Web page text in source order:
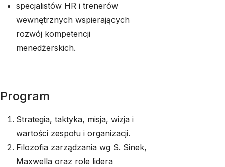
specjalistów HR i trenerów
wewnętrznych wspierających
rozwój kompetencji
menedżerskich.
Program
Strategia, taktyka, misja, wizja i
wartości zespołu i organizacji.
Filozofia zarządzania wg S. Sinek,
Maxwella oraz role lidera